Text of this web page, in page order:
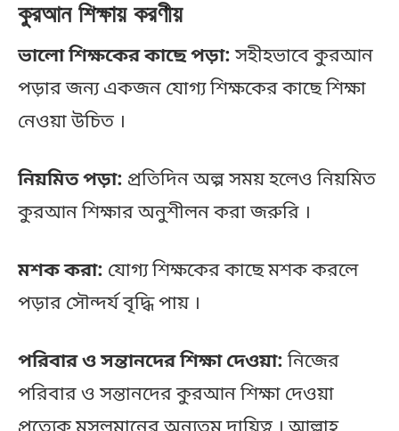
কুরআন শিক্ষায় করণীয়
ভালো শিক্ষকের কাছে পড়া:সহীহভাবে কুরআন
পড়ার জন্য একজন যোগ্য শিক্ষকের কাছে শিক্ষা
নেওয়া উচিত ।
নিয়মিত পড়া: প্রতিদিন অল্প সময় হলেও নিয়মিত
কুরআন শিক্ষার অনুশীলন করা জরুরি ।
মশক করা: যোগ্য শিক্ষকের কাছে মশক করলে
পড়ার সৌন্দর্য বৃদ্ধি পায় ।
পরিবার ও সন্তানদের শিক্ষা দেওয়া:নিজের
পরিবার ও সন্তানদের কুরআন শিক্ষা দেওয়া